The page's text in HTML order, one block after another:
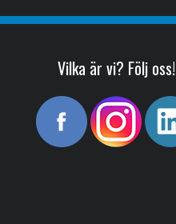
Vilka är vi? Följ oss!